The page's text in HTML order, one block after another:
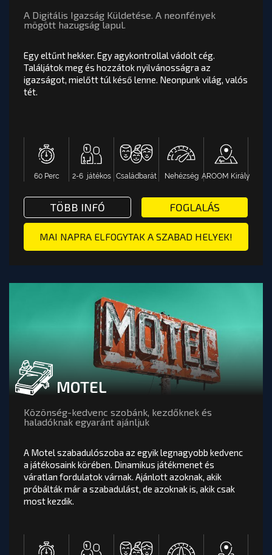
A Digitális Igazság Küldetése. A neonfények
mögött hazugság lapul.
Egy eltűnt hekker. Egy agykontrollal vádolt cég.
Találjátok meg és hozzátok nyilvánosságra az
igazságot, mielőtt túl késő lenne. Neonpunk világ, valós
tét.
60 Perc 2-6 játékos Családbarát Nehézség AROOM Király
TÖBB INFÓTÖBB INFÓ VAGY FOGLALÁS:
FOGLALÁS
MAI NAPRA ELFOGYTAK A SZABAD HELYEK!
NEON HAWK
értékelés
valós tét.
60 Perc
2-6 játékos
Nehézség
AROOM Király
TOVÁBB A PÁLYA OLDALÁRA
BUDAPEST
UNCHARTED EXPEDITION SZABADULÓSZOBA -
TÖBB INFÓ
MOTEL
Közönség-kedvenc szobánk, kezdőknek és
haladóknak egyaránt ajánljuk
A Motel szabadulószoba az egyik legnagyobb kedvenc
a játékosaink körében. Dinamikus játékmenet és
váratlan fordulatok várnak. Ajánlott azoknak, akik
próbálták már a szabadulást, de azoknak is, akik csak
most kezdik.
MOTEL
értékelés
A Motel szabadulószoba az egyik legnagyobb
kedvenc a játékosaink körében. Dinamikus
azoknak is, akik csak most kezdik.
AROOM Székely
TOVÁBB A PÁLYA OLDALÁRA
BUDAPEST
HEISENBERG PROJECT SZABADULÓSZOBA -
TÖBB